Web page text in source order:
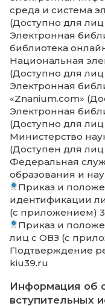
Информация
помещений в
В
общежития и
Информация
проживание
В
общежития и
В
общежития и
для
здоровья, в